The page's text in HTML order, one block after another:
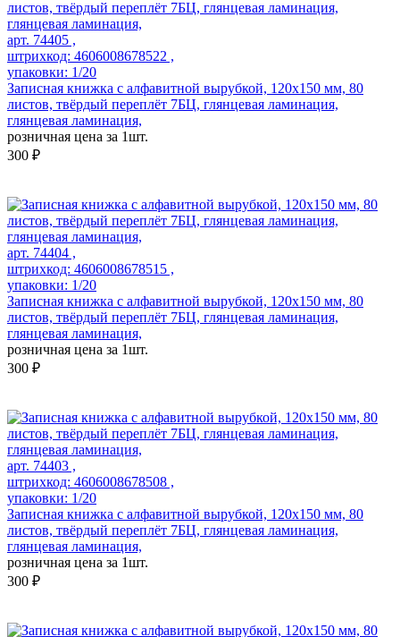
арт. 74405 ,
штрихкод: 4606008678522 ,
упаковки: 1/20
Записная книжка с алфавитной вырубкой, 120x150 мм, 80
листов, твёрдый переплёт 7БЦ, глянцевая ламинация,
глянцевая ламинация,
розничная цена за 1шт.
300 ₽
арт. 74404 ,
штрихкод: 4606008678515 ,
упаковки: 1/20
Записная книжка с алфавитной вырубкой, 120x150 мм, 80
листов, твёрдый переплёт 7БЦ, глянцевая ламинация,
глянцевая ламинация,
розничная цена за 1шт.
300 ₽
арт. 74403 ,
штрихкод: 4606008678508 ,
упаковки: 1/20
Записная книжка с алфавитной вырубкой, 120x150 мм, 80
листов, твёрдый переплёт 7БЦ, глянцевая ламинация,
глянцевая ламинация,
розничная цена за 1шт.
300 ₽